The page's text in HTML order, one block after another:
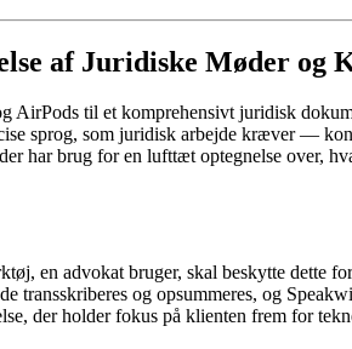
af Juridiske Møder og
AirPods til et komprehensivt juridisk
sprog, som juridisk arbejde kræver —
har brug for en lufttæt optegnelse over,
en advokat bruger, skal beskytte dette
transskriberes og opsummeres, og
der holder fokus på klienten frem for